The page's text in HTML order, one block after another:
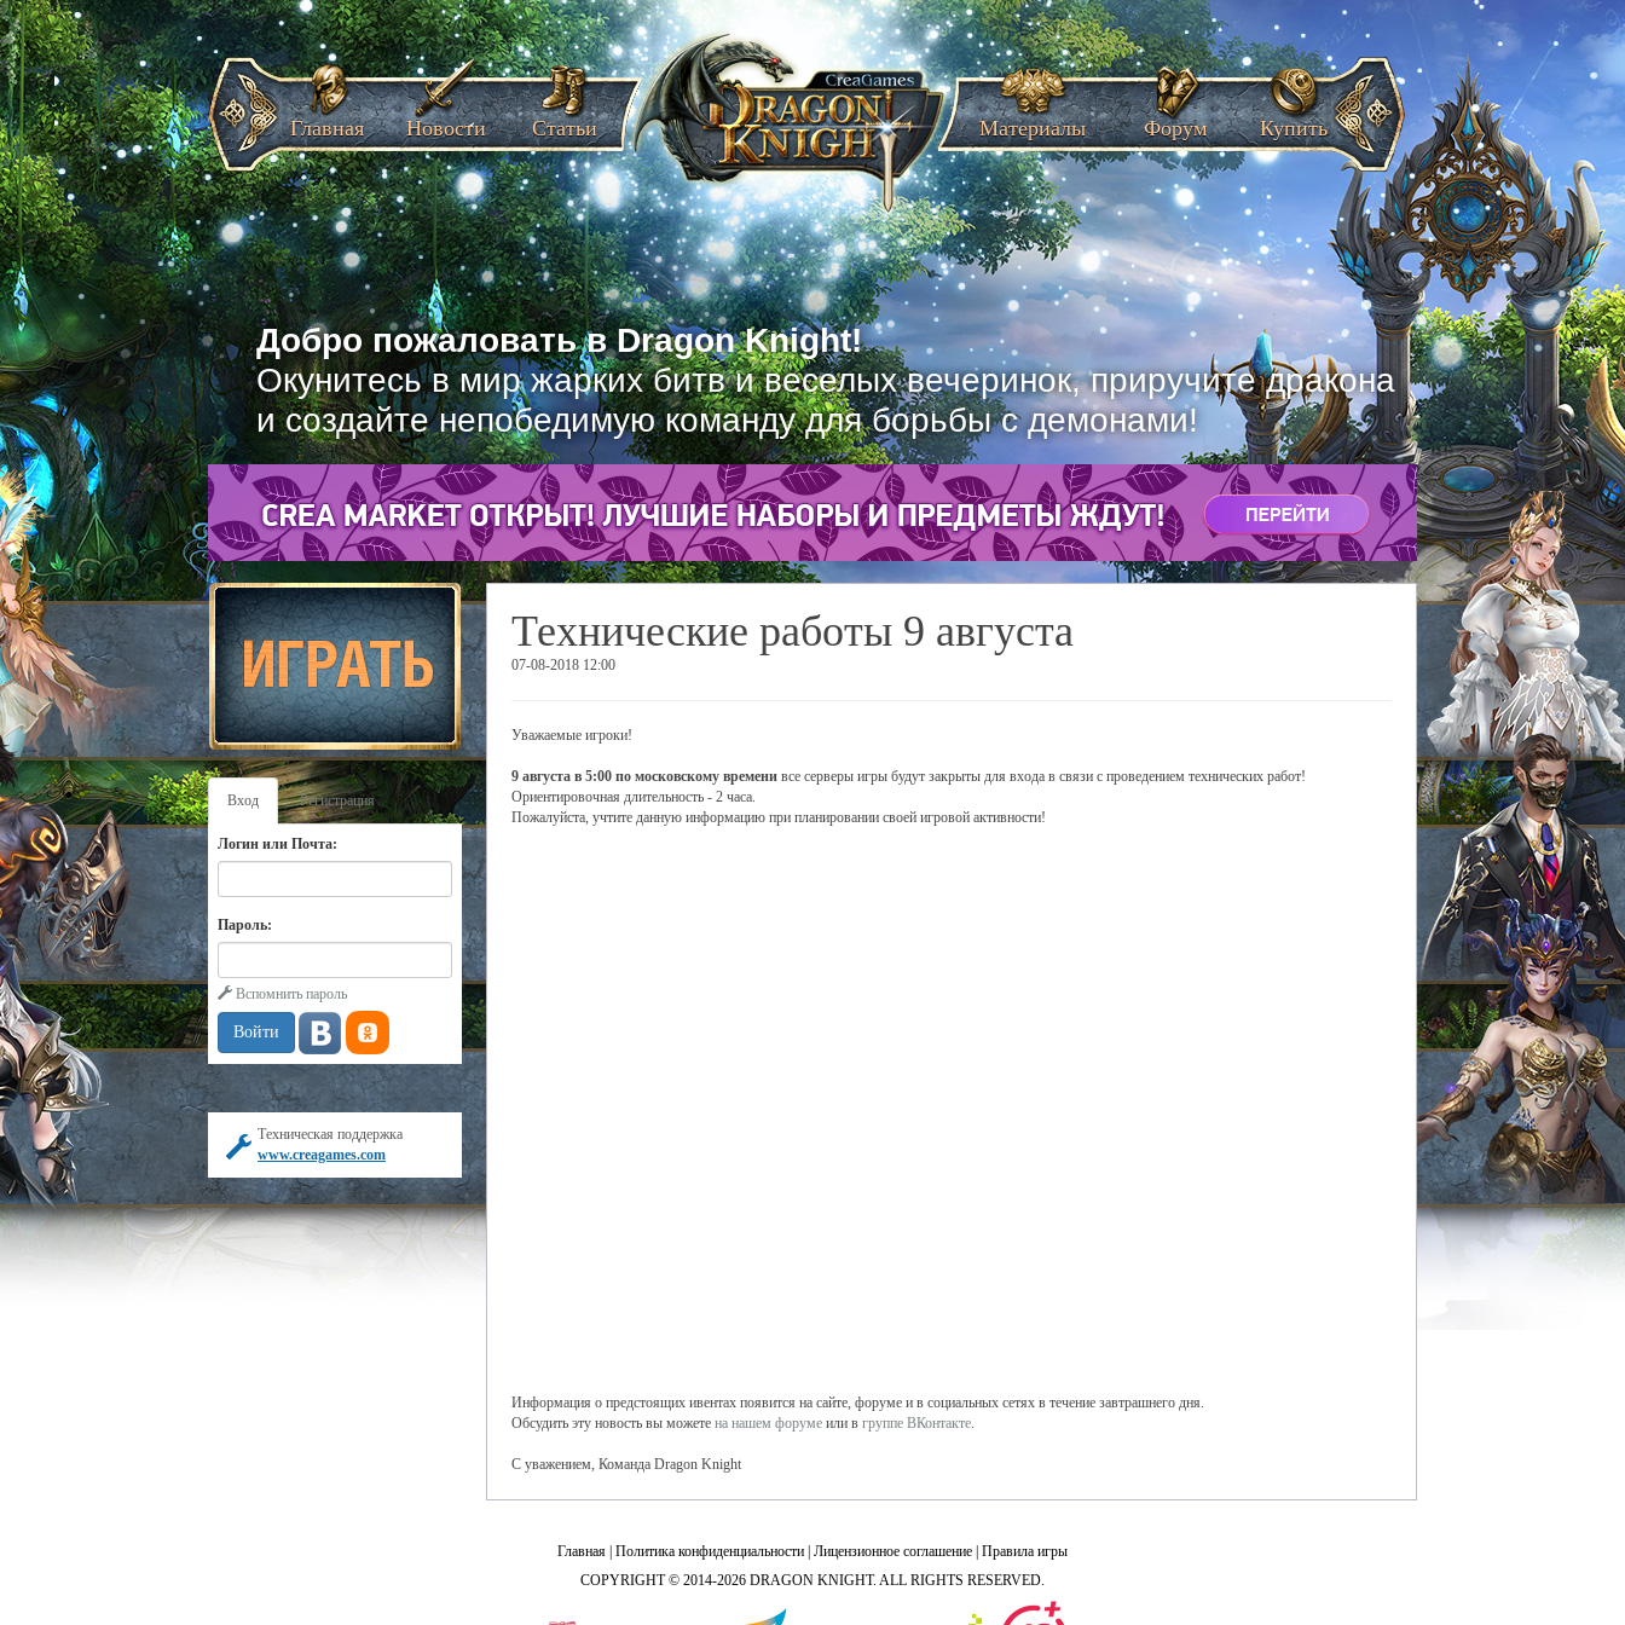
Добро пожаловать в Dragon Knight!
Окунитесь в мир жарких битв и веселых вечеринок, приручите дракона
и создайте непобедимую команду для борьбы с демонами!
Главная Новости Статьи Материалы Форум Купить
Вход Регистрация
Логин или Почта:
Пароль:
Вспомнить пароль
Техническая поддержка
www.creagames.com
Технические работы 9 августа
07-08-2018 12:00
Уважаемые игроки!
9 августа в 5:00 по московскому времени все серверы игры будут закрыты для входа в связи с проведением технических работ!
Ориентировочная длительность - 2 часа.
Пожалуйста, учтите данную информацию при планировании своей игровой активности!
Информация о предстоящих ивентах появится на сайте, форуме и в социальных сетях в течение завтрашнего дня.
Обсудить эту новость вы можете на нашем форуме или в группе ВКонтакте.
С уважением, Команда Dragon Knight
Главная Политика конфиденциальности Лицензионное соглашение Правила игры
COPYRIGHT © 2014-2026 DRAGON KNIGHT. ALL RIGHTS RESERVED.